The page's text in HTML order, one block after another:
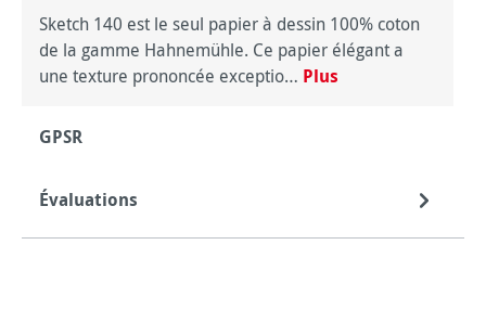
Sketch 140 est le seul papier à dessin 100% coton
de la gamme Hahnemühle. Ce papier élégant a
une texture prononcée exceptio… Plus
GPSR
Évaluations